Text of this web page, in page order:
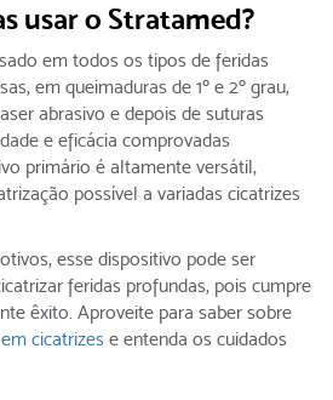
usar o Stratamed?
em todos os tipos de feridas
em queimaduras de 1º e 2º grau,
abrasivo e depois de suturas
e eficácia comprovadas
primário é altamente versátil,
possível a variadas cicatrizes
esse dispositivo pode ser
feridas profundas, pois cumpre
êxito. Aproveite para saber sobre
cicatrizes e entenda os cuidados